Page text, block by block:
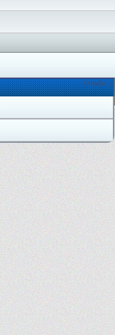
Онлайн: 2